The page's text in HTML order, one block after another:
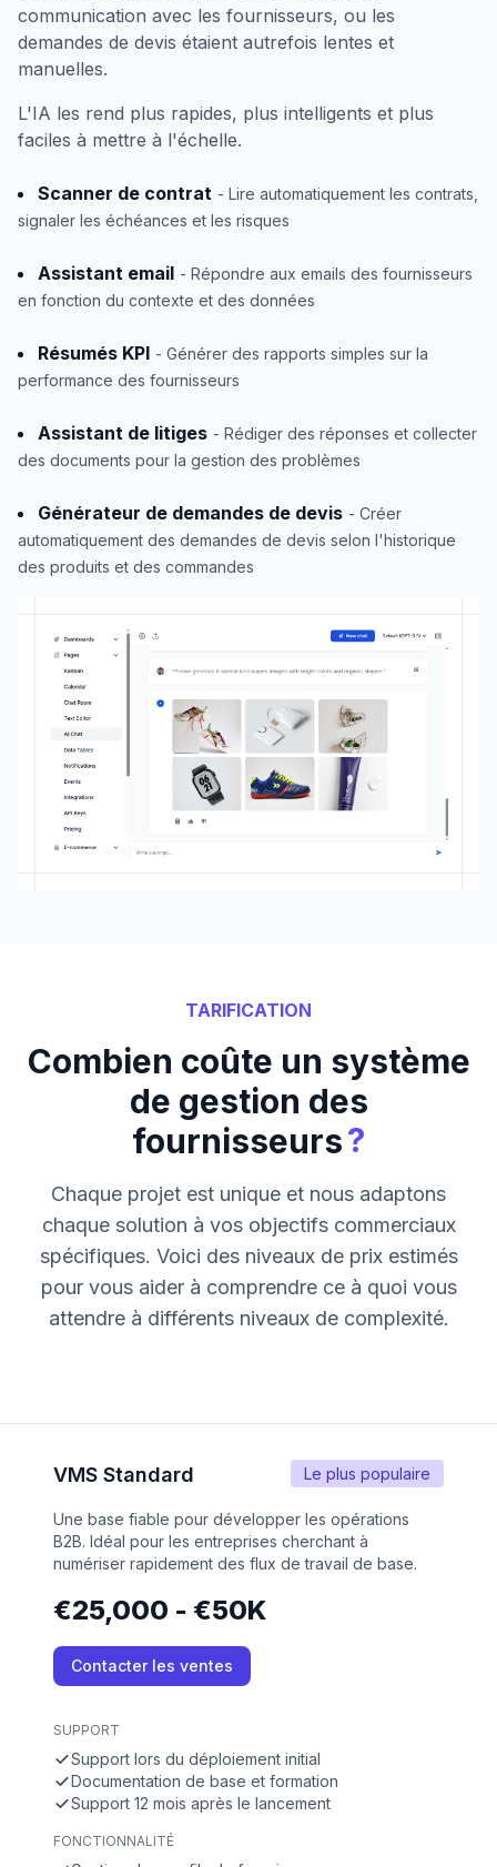
communication avec les fournisseurs, ou les
demandes de devis étaient autrefois lentes et
manuelles.
L'IA les rend plus rapides, plus intelligents et plus
faciles à mettre à l'échelle.
Scanner de contrat - Lire automatiquement les contrats,
signaler les échéances et les risques
Assistant email - Répondre aux emails des fournisseurs
en fonction du contexte et des données
Résumés KPI - Générer des rapports simples sur la
performance des fournisseurs
Assistant de litiges - Rédiger des réponses et collecter
des documents pour la gestion des problèmes
Générateur de demandes de devis - Créer
automatiquement des demandes de devis selon l'historique
des produits et des commandes
TARIFICATION
Combien coûte un système
de gestion des
fournisseurs?
Chaque projet est unique et nous adaptons
chaque solution à vos objectifs commerciaux
spécifiques. Voici des niveaux de prix estimés
pour vous aider à comprendre ce à quoi vous
attendre à différents niveaux de complexité.
Le plus populaire
VMS Standard
Une base fiable pour développer les opérations
B2B. Idéal pour les entreprises cherchant à
numériser rapidement des flux de travail de base.
€25,000 - €50K
Contacter les ventes
SUPPORT
Support lors du déploiement initial
Documentation de base et formation
Support 12 mois après le lancement
FONCTIONNALITÉ